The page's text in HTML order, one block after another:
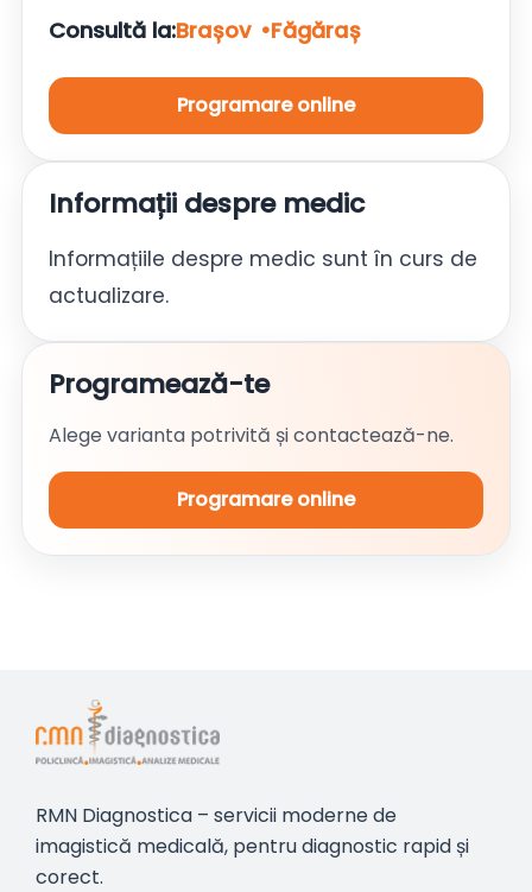
Consultă la:Brașov Făgăraș
Programare online
Informații despre medic
Informațiile despre medic sunt în curs de
actualizare.
Programează-te
Alege varianta potrivită și contactează-ne.
Programare online
RMN Diagnostica – servicii moderne de
imagistică medicală, pentru diagnostic rapid și
corect.